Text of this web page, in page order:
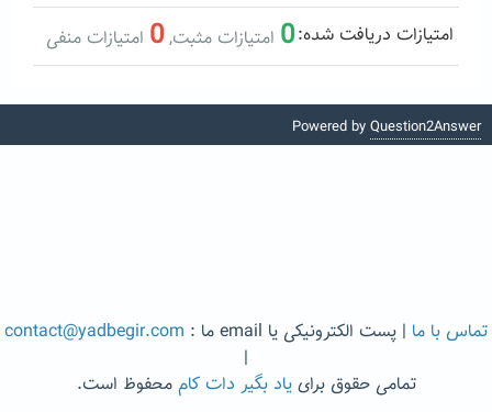
امتیازات دریافت شده:0 امتیازات مثبت,0 امتیازات منفی
Powered by Question2Answer
تماس با ما | پست الکترونیکی یا email ما :
contact@yadbegir.com
|
تمامی حقوق براییاد بگیر دات کام محفوظ است.